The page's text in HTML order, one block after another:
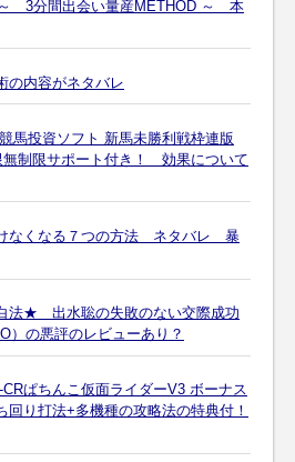
3分間出会い量産METHOD ～ 本
の内容がネタバレ
馬投資ソフト 新馬未勝利戦枠連版
制限サポート付き！ 効果について
なくなる７つの方法 ネタバレ 暴
法★ 出水聡の失敗のない交際成功
）の悪評のレビューあり？
ぱちんこ仮面ライダーV3 ボーナス
回り打法+多機種の攻略法の特典付！